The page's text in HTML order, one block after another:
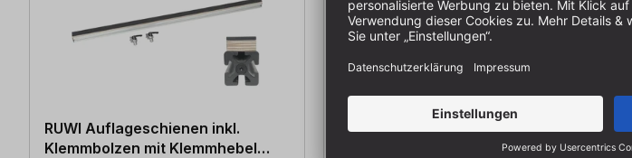
RUWI Auflageschienen inkl.
Klemmbolzen mit Klemmhebel
RUWI Seiten-Spannprofil 1200 mm